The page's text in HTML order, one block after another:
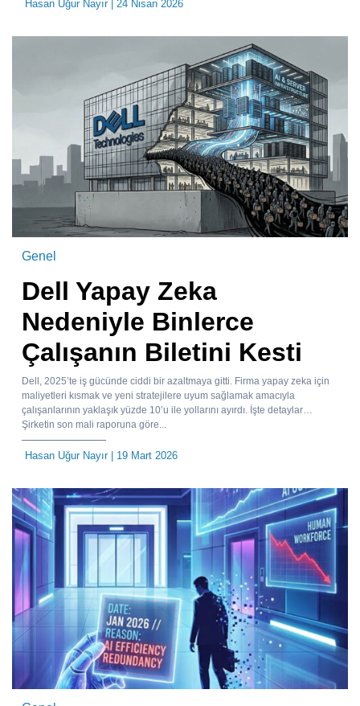
Hasan Uğur Nayır| 24 Nisan 2026
Genel
Dell Yapay Zeka
Nedeniyle Binlerce
Çalışanın Biletini Kesti
Dell, 2025’te iş gücünde ciddi bir azaltmaya gitti. Firma yapay zeka için
maliyetleri kısmak ve yeni stratejilere uyum sağlamak amacıyla
çalışanlarının yaklaşık yüzde 10’u ile yollarını ayırdı. İşte detaylar…
Şirketin son mali raporuna göre...
Hasan Uğur Nayır| 19 Mart 2026